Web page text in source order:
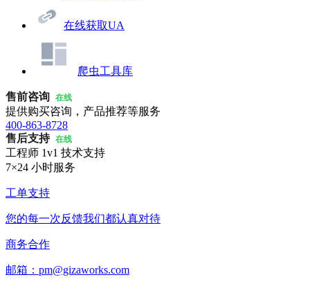
在线获取UA
爬虫工具库
售前咨询 在线
提供购买咨询，产品推荐等服务
400-863-8728
售后支持 在线
工程师 1v1 技术支持
7×24 小时服务
工单支持
您的每一次反馈我们都认真对待
商务合作
邮箱：pm@gizaworks.com